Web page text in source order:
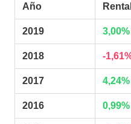
Año
2019
2018 -
2017
2016 0,99%